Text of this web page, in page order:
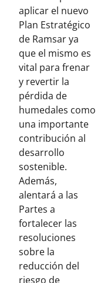
aplicar el nuevo
Plan Estratégico
de Ramsar ya
que el mismo es
vital para frenar
y revertir la
pérdida de
humedales como
una importante
contribución al
desarrollo
sostenible.
Además,
alentará a las
Partes a
fortalecer las
resoluciones
sobre la
reducción del
riesgo de